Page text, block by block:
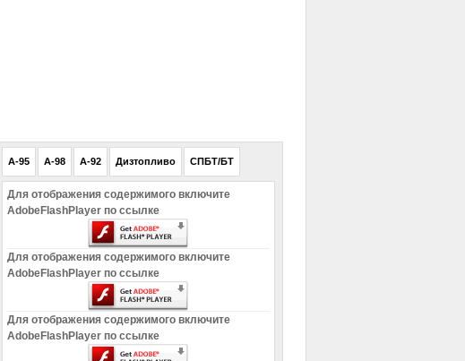
A-95 A-98 A-92 Дизтопливо СПБТ/БТ
Для отображения содержимого включите
AdobeFlashPlayer по ссылке
Для отображения содержимого включите
AdobeFlashPlayer по ссылке
Для отображения содержимого включите
AdobeFlashPlayer по ссылке